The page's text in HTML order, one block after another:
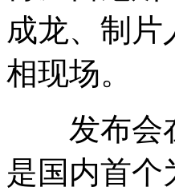
埃及冲突源于多重势力
红毛猩猩嫌吵闹用手指
成龙、制片
相现场。
发布会在
是国内首个